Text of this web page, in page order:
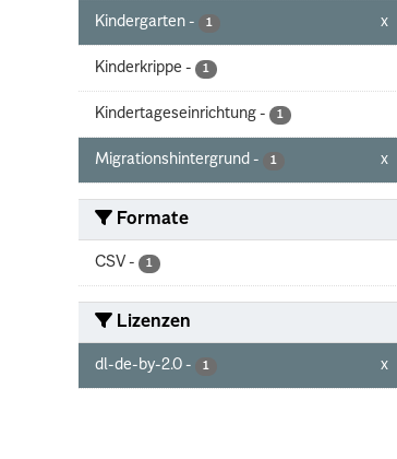
Kindergarten - 1 x
Kinderkrippe - 1
Kindertageseinrichtung - 1
Migrationshintergrund - 1 x
Formate
CSV - 1
Lizenzen
dl-de-by-2.0 - 1 x